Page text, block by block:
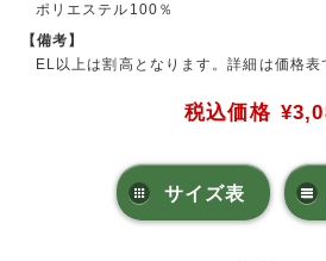
ポリエステル100％
【備考】
EL以上は割高となります。詳細は価格表
税込価格
サイズ表